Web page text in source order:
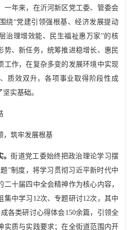
一年来，在沂河新区党工委、管委会
绕“党建引领强根基、经济发展提动
治理增效能、民生福祉惠万家”的核
势、新任务，统筹推进稳增长、惠民
工作，在复杂多变的发展环境中实现
质效双升，各项事业取得阶段性成
实基础。
，筑牢发展根基
。街道党工委始终把政治理论学习摆
”制度，将学习贯彻习近平新时代中
二十届四中全会精神作为核心内容，
集中学习 12次、专题研讨12次，其中
各类研讨心得体会150余篇，引领全
实质与实践要求；在全街道范围内开